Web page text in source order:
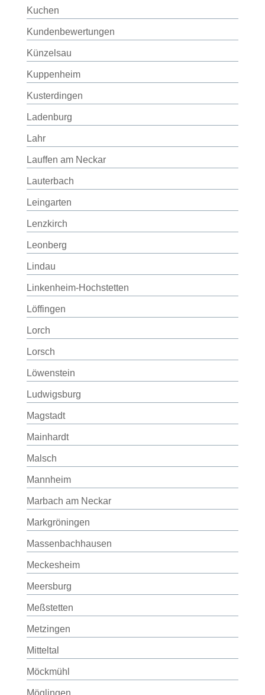
Kuchen
Kundenbewertungen
Künzelsau
Kuppenheim
Kusterdingen
Ladenburg
Lahr
Lauffen am Neckar
Lauterbach
Leingarten
Lenzkirch
Leonberg
Lindau
Linkenheim-Hochstetten
Löffingen
Lorch
Lorsch
Löwenstein
Ludwigsburg
Magstadt
Mainhardt
Malsch
Mannheim
Marbach am Neckar
Markgröningen
Massenbachhausen
Meckesheim
Meersburg
Meßstetten
Metzingen
Mitteltal
Möckmühl
Möglingen